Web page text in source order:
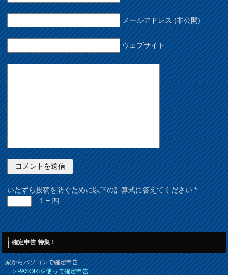
メールアドレス (非公開)
ウェブサイト
いたずら投稿を防ぐために以下の計算式に答えてください*
− 1 = 四
確定申告 特集！
家からパソコンで確定申告
＝＞PASORIを使って確定申告